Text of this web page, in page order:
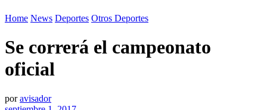
Home News Deportes Otros Deportes
Se correrá el campeonato
oficial
por avisador